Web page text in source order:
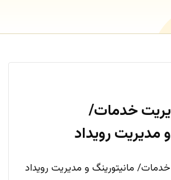
خدمات/
مدیریت رویداد
مانیتورینگ و مدیریت رویداد